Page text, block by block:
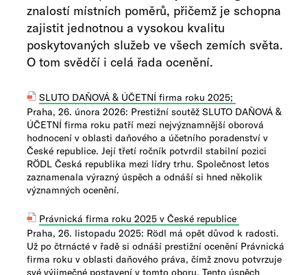
znalostí místních poměrů, přičemž je schopna
zajistit jednotnou a vysokou kvalitu
poskytovaných služeb ve všech zemích světa.
O tom svědčí i celá řada ocenění.
SLUTO DAŇOVÁ & ÚČETNÍ firma roku 2025;​
Praha, 26. února 2026: Prestižní soutěž SLUTO DAŇOVÁ &
ÚČETNÍ firma roku patří mezi nejvýznamnější oborová
hodnocení v oblasti daňového a účetního poradenství v
České republice. Její třetí ročník potvrdil stabilní pozici
RÖDL Česká republika mezi lídry trhu. Společnost letos
zaznamenala výrazný úspěch a odnáší si hned několik
významných ocenění.
Právnická firma roku 2025​ v České republice
Praha, 26. listopadu 2025: Rödl má opět důvod k radosti.
Už po čtrnácté v řadě si odnáší prestižní ocenění Právnická
firma roku v oblasti daňového práva, čímž znovu potvrzuje
své výjimečné postavení v tomto oboru. Tento úspěch